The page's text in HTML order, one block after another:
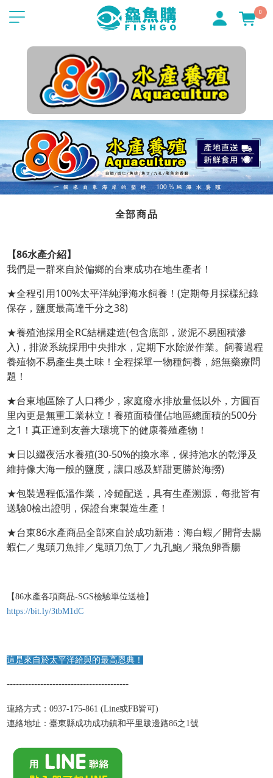
0
全部商品
【86水產介紹】
我們是一群來自於偏鄉的台東成功在地生產者！
★全程引用100%太平洋純淨海水飼養！(定期每月採樣紀錄
保存，鹽度最高達千分之38)
★養殖池採用全RC結構建造(包含底部，淤泥不易囤積滲
入)，排淤系統採用中央排水，定期下水除淤作業。飼養過程
養殖物不易產生臭土味！全程採單一物種飼養，絕無藥療問
題！
★台東地區除了人口稀少，家庭廢水排放量低以外，方圓百
里內更是無重工業林立！養殖面積僅佔地區總面積的500分
之1！真正達到友善大環境下的健康養殖產物！
★日以繼夜活水養殖(30-50%的換水率，保持池水的乾淨及
維持像大海一般的鹽度，讓口感及鮮甜更勝於海撈)
★包裝過程低溫作業，冷鏈配送，具有生產溯源，每批皆有
送驗0檢出證明，保證台東製造生產！
★台東86水產商品全部來自於成功新港：海白蝦／開背去腸
蝦仁／鬼頭刀魚排／鬼頭刀魚丁／九孔鮑／飛魚卵香腸
【86水產各項商品-SGS檢驗單位送檢】
https://bit.ly/3tbM1dC
這是來自於太平洋給與的最高恩典！
----------------------------------------
連絡方式：0937-175-861 (Line或FB皆可)
連絡地址：臺東縣成功成功鎮和平里跋邊路86之1號